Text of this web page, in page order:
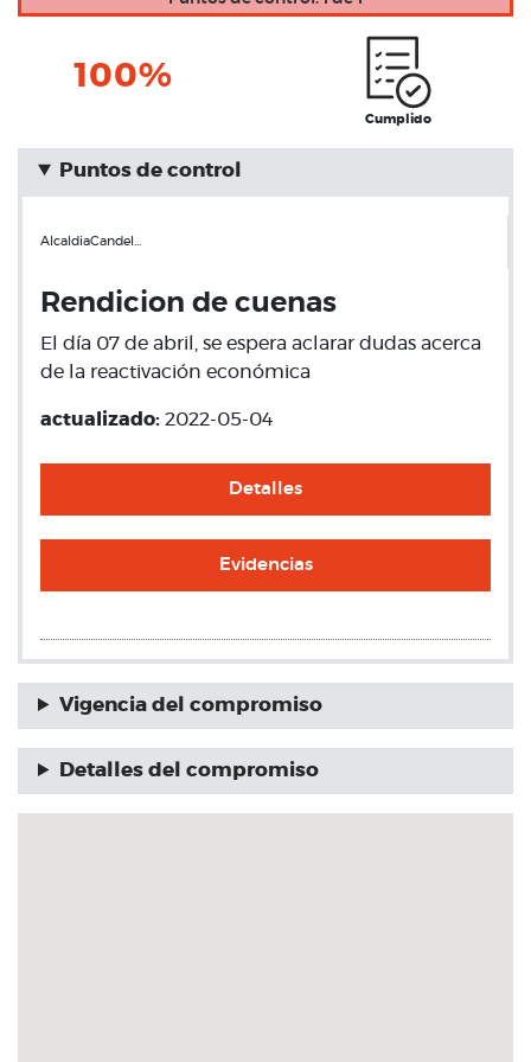
100%
Cumplido
Puntos de control
AlcaldiaCandel…
Rendicion de cuenas
El día 07 de abril, se espera aclarar dudas acerca
de la reactivación económica
actualizado: 2022-05-04
Detalles
Evidencias
Vigencia del compromiso
Detalles del compromiso